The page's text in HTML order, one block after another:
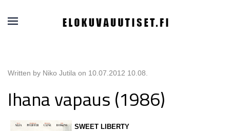
Written by Niko Jutila on 10.07.2012 10.08
Ihana vapaus (1986)
SWEET LIBERTY